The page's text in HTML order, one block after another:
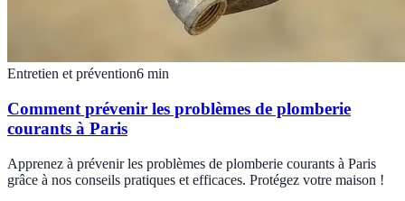
Entretien et prévention6 min
Comment prévenir les problèmes de plomberie
courants à Paris
Apprenez à prévenir les problèmes de plomberie courants à Paris
grâce à nos conseils pratiques et efficaces. Protégez votre maison !